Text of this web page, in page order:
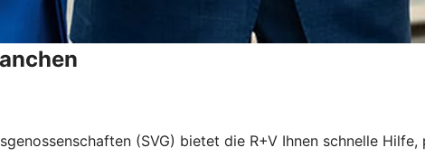
(SVG) bietet die R+V Ihnen schnelle